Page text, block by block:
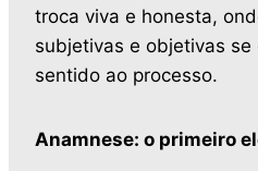
troca viva e honesta,
subjetivas e objetivas
sentido ao processo.
Anamnese: o primeiro